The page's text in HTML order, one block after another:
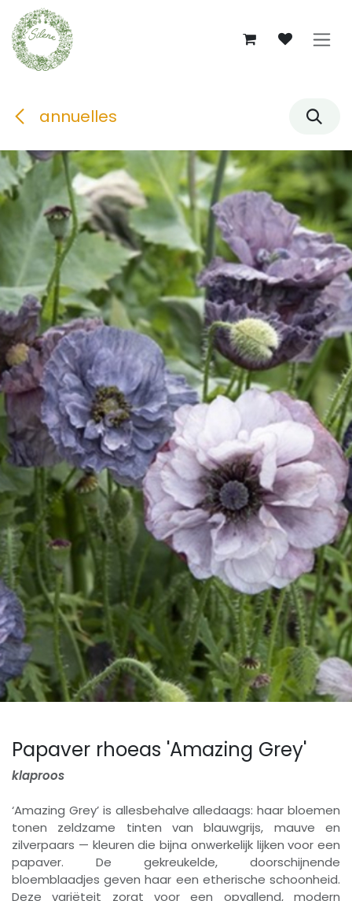
Se rendre au contenu
annuelles
Papaver rhoeas 'Amazing Grey'
klaproos
‘Amazing Grey’ is allesbehalve alledaags: haar bloemen
tonen zeldzame tinten van blauwgrijs, mauve en
zilverpaars — kleuren die bijna onwerkelijk lijken voor een
papaver. De gekreukelde, doorschijnende
bloemblaadjes geven haar een etherische schoonheid.
Deze variëteit zorgt voor een opvallend, modern